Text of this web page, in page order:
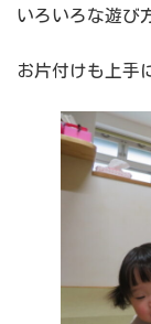
いろいろな遊び
お片付けも上手